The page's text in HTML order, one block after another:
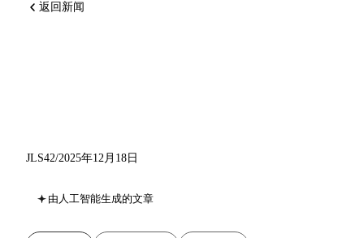
返回新闻
JLS42/2025年12月18日
由人工智能生成的文章